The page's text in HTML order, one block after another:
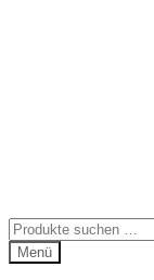
Suchen
nach:
Menü